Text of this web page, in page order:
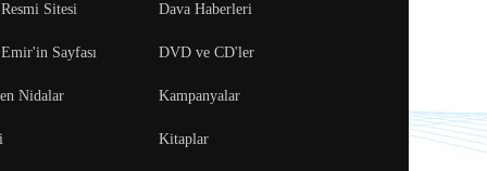
Dava Haberleri
DVD ve CD'ler
Kampanyalar
Kitaplar
Sitesi
Sayfası
Nidalar